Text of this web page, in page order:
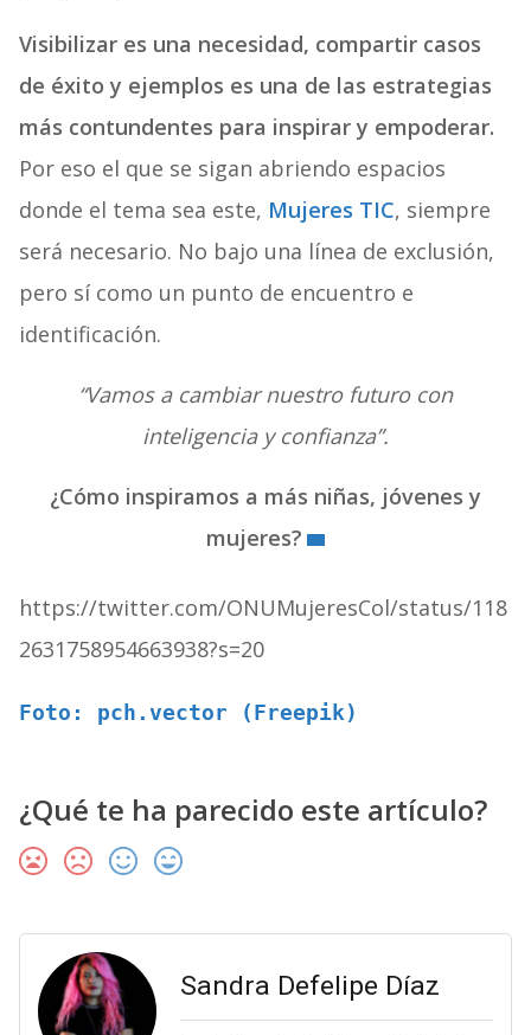
Visibilizar es una necesidad, compartir casos
de éxito y ejemplos es una de las estrategias
más contundentes para inspirar y empoderar.
Por eso el que se sigan abriendo espacios
donde el tema sea este, Mujeres TIC, siempre
será necesario. No bajo una línea de exclusión,
pero sí como un punto de encuentro e
identificación.
“Vamos a cambiar nuestro futuro con
inteligencia y confianza”.
¿Cómo inspiramos a más niñas, jóvenes y
mujeres?
https://twitter.com/ONUMujeresCol/status/118
2631758954663938?s=20
Foto: pch.vector (Freepik)
¿Qué te ha parecido este artículo?
Sandra Defelipe Díaz